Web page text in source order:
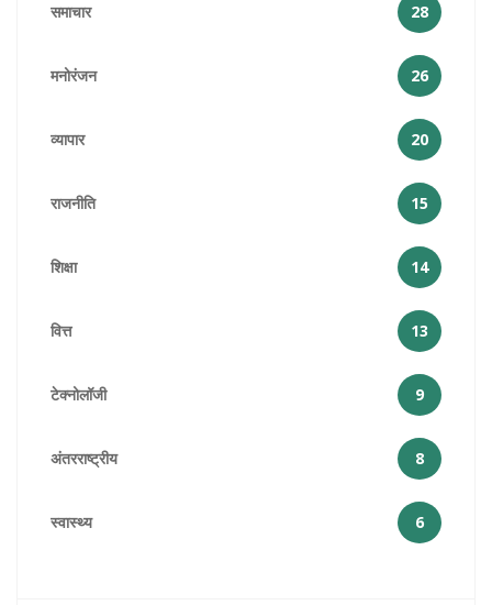
समाचार 28
मनोरंजन 26
व्यापार 20
राजनीति 15
शिक्षा 14
वित्त 13
टेक्नोलॉजी 9
अंतरराष्ट्रीय 8
स्वास्थ्य 6